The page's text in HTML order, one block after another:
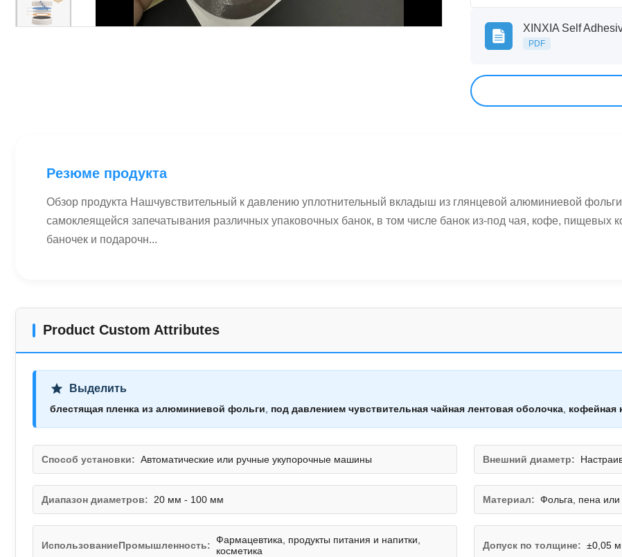
PDF
Резюме продукта
Обзор продукта Нашчувствительный к давлению уплотнительный вкладыш из глянцевой алюминиевой
самоклеящейся запечатывания различных упаковочных банок, в том числе банок из-под чая, кофе, пищевых
баночек и подарочн...
Product Custom Attributes
Выделить
блестящая пленка из алюминиевой фольги под давлением чувствительная чайная лентовая оболочка кофейная
Способ установки: Автоматические или ручные укупорочные машины Внешний диаметр:
Диапазон диаметров: 20 мм - 100 мм Материал: Фольга, пена
ИспользованиеПромышленность: Фармацевтика, продукты питания и напитки,
косметика
Допуск по толщине: ±0,05